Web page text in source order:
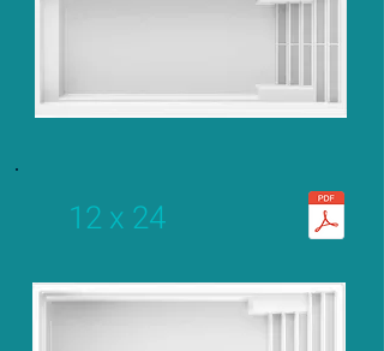
12 x 24